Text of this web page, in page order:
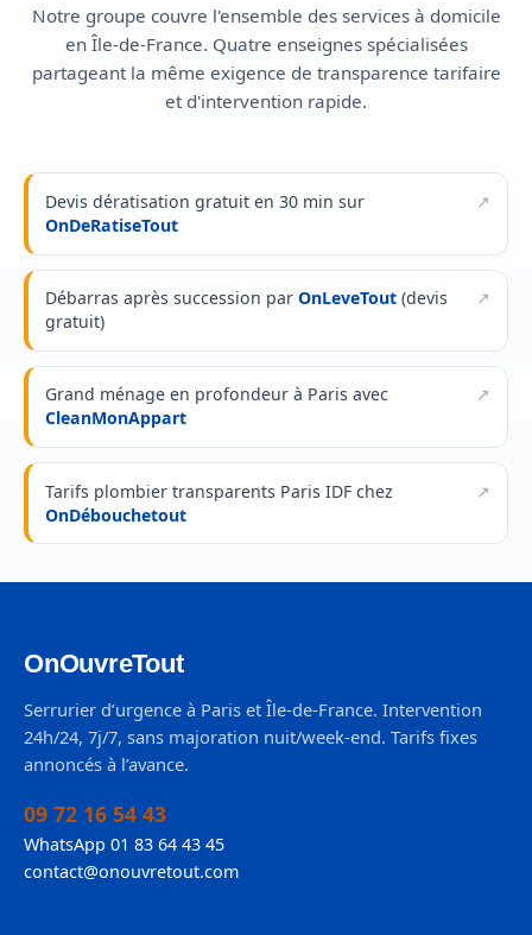
Notre groupe couvre l'ensemble des services à domicile
en Île-de-France. Quatre enseignes spécialisées
partageant la même exigence de transparence tarifaire
et d'intervention rapide.
Devis dératisation gratuit en 30 min sur
OnDeRatiseTout
Débarras après succession par OnLeveTout(devis
gratuit)
Grand ménage en profondeur à Paris avec
CleanMonAppart
Tarifs plombier transparents Paris IDF chez
OnDébouchetout
OnOuvreTout
Serrurier d’urgence à Paris et Île-de-France. Intervention
24h/24, 7j/7, sans majoration nuit/week-end. Tarifs fixes
annoncés à l’avance.
09 72 16 54 43
WhatsApp 01 83 64 43 45
contact@onouvretout.com